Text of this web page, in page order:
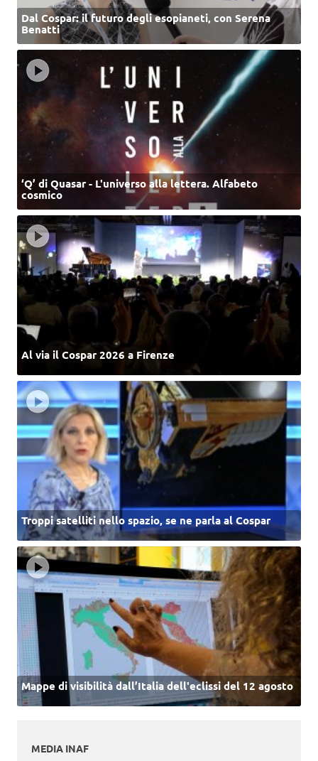
Dal Cospar: il futuro degli esopianeti, con Serena
Benatti
‘Q’ di Quasar - L'universo alla lettera. Alfabeto
cosmico
Al via il Cospar 2026 a Firenze
Troppi satelliti nello spazio, se ne parla al Cospar
Mappe di visibilità dall’Italia dell'eclissi del 12 agosto
MEDIA INAF